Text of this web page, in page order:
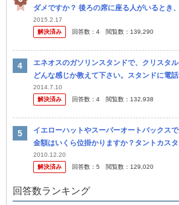
ダメですか？ 後ろの席に座る人がいるとき
す ちなみに車はタントです！ 知ってる方い
2015.2.17
解決済み
回答数： 4 閲覧数： 139,290
エネオスのガソリンスタンドで、クリスタル
どんな感じか教えて下さい。スタンドに電
ですが、値段は17800円である程度期間の後
回コ...
2014.7.10
解決済み
回答数： 4 閲覧数： 132,938
イエローハットやスーパーオートバックス
金額はいくら位掛かりますか？タントカス
願い致します！
2010.12.20
解決済み
回答数： 5 閲覧数： 129,020
回答数ランキング